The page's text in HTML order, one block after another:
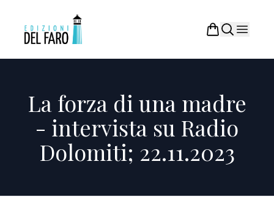
La forza di una madre
- intervista su Radio
Dolomiti; 22.11.2023